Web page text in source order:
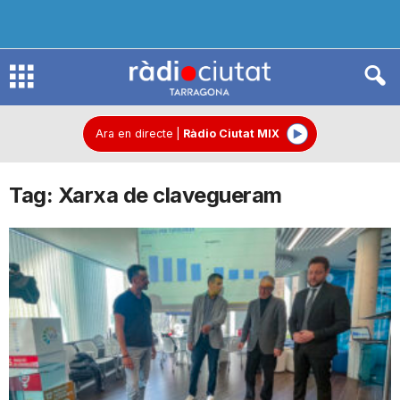
R
d
i
o
C
Ara en directe Ràdio Ciutat MIX
Tag: Xarxa de clavegueram